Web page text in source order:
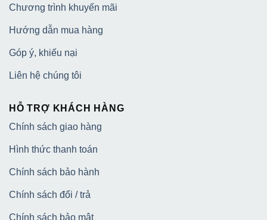
Chương trình khuyến mãi
Hướng dẫn mua hàng
Góp ý, khiếu nại
Liên hệ chúng tôi
HỖ TRỢ KHÁCH HÀNG
Chính sách giao hàng
Hình thức thanh toán
Chính sách bảo hành
Chính sách đổi / trả
Chính sách bảo mật